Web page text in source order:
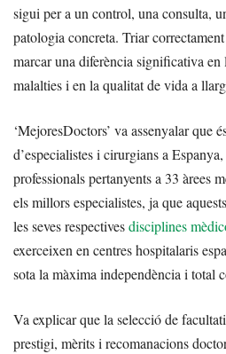
sigui per a un control, una consulta,
patologia concreta. Triar
marcar una diferència significativa en
malalties i en la qualitat de vida a
‘MejoresDoctors’ va assenyalar que
d’especialistes i cirurgians a
professionals pertanyents a 33 àrees
els millors especialistes, ja que
les seves respectivesdisciplines
exerceixen en centres hospitalaris
sota la màxima independència i total
Va explicar que la selecció de
prestigi, mèrits i recomanacions